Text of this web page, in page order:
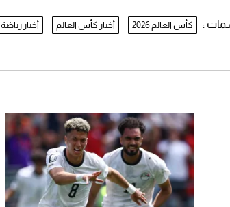
: كأس العالم 2026 أخبار كأس العالم أخبار رياضة